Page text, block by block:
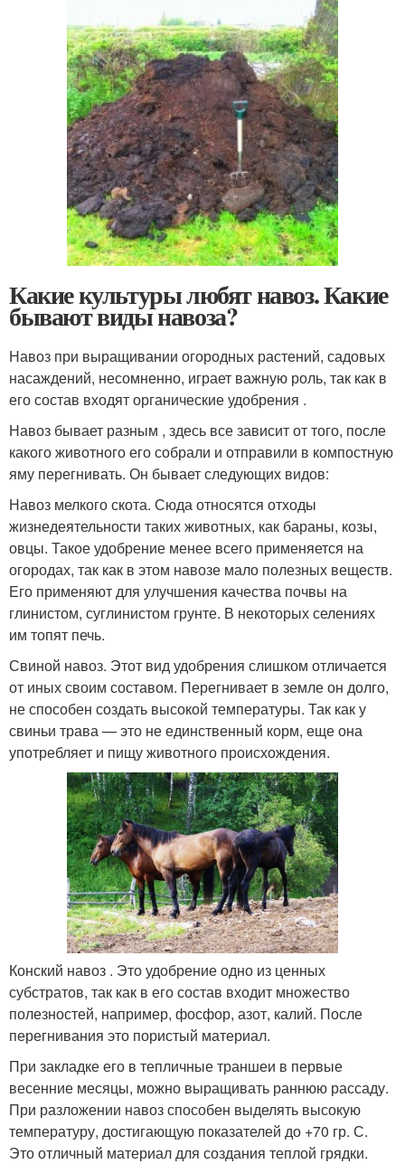
Какие культуры любят навоз. Какие
бывают виды навоза?
Навоз при выращивании огородных растений, садовых
насаждений, несомненно, играет важную роль, так как в
его состав входят органические удобрения .
Навоз бывает разным , здесь все зависит от того, после
какого животного его собрали и отправили в компостную
яму перегнивать. Он бывает следующих видов:
Навоз мелкого скота. Сюда относятся отходы
жизнедеятельности таких животных, как бараны, козы,
овцы. Такое удобрение менее всего применяется на
огородах, так как в этом навозе мало полезных веществ.
Его применяют для улучшения качества почвы на
глинистом, суглинистом грунте. В некоторых селениях
им топят печь.
Свиной навоз. Этот вид удобрения слишком отличается
от иных своим составом. Перегнивает в земле он долго,
не способен создать высокой температуры. Так как у
свиньи трава — это не единственный корм, еще она
употребляет и пищу животного происхождения.
Конский навоз . Это удобрение одно из ценных
субстратов, так как в его состав входит множество
полезностей, например, фосфор, азот, калий. После
перегнивания это пористый материал.
При закладке его в тепличные траншеи в первые
весенние месяцы, можно выращивать раннюю рассаду.
При разложении навоз способен выделять высокую
температуру, достигающую показателей до +70 гр. С.
Это отличный материал для создания теплой грядки.